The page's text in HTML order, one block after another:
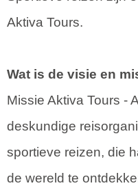
Aktiva Tours.
Wat is de visie en
Missie Aktiva Tours -
deskundige
sportieve reizen, die
de wereld te